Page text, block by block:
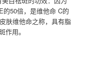
的50倍，是维他命 C的
肤维他命之称，具有脂
作用。